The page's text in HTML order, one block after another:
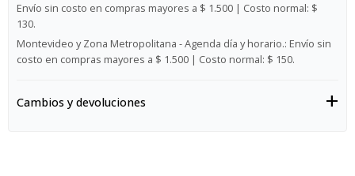
Envío sin costo en compras mayores a $ 1.500 | Costo normal: $
130.
Montevideo y Zona Metropolitana - Agenda día y horario.: Envío sin
costo en compras mayores a $ 1.500 | Costo normal: $ 150.
Cambios y devoluciones